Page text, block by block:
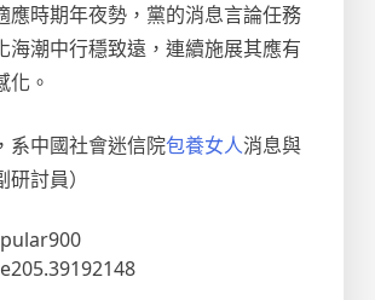
應時期年夜勢，黨的消息言論任務
海潮中行穩致遠，連續施展其應有
化。
系中國社會迷信院包養女人消息與
討員）